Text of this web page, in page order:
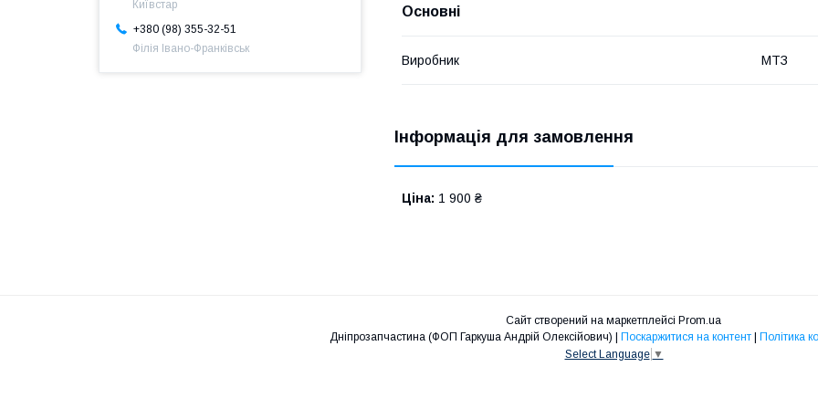
Основні
Виробник МТЗ
Інформація для замовлення
Ціна: 1 900 ₴
Київстар
+380 (98) 355-32-51
Філія Івано-Франківськ
Сайт створений на маркетплейсі Prom.ua
Дніпрозапчастина (ФОП Гаркуша Андрій Олексійович) | Поскаржитися на контент | Політика
Select Language ▼